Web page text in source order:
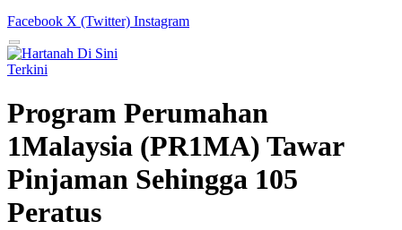
Facebook X (Twitter) Instagram
Terkini
Program Perumahan
1Malaysia (PR1MA) Tawar
Pinjaman Sehingga 105
Peratus